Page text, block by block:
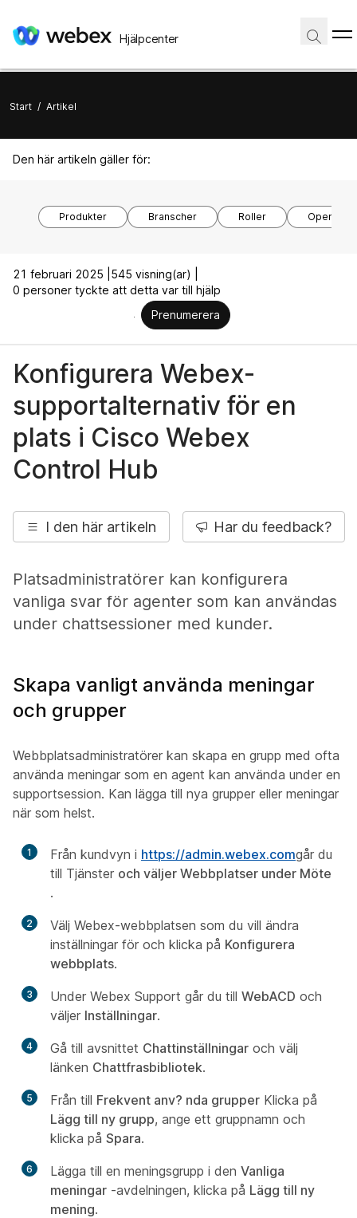
Hjälpcenter
Start / Artikel
Den här artikeln gäller för:
Produkter Branscher Roller
21 februari 2025 | 545 visning(ar) |
0 personer tyckte att detta var till hjälp
Prenumerera
Konfigurera Webex-
supportalternativ för en
plats i Cisco Webex
Control Hub
I den här artikeln Har du feedback?
Platsadministratörer kan konfigurera
vanliga svar för agenter som kan användas
under chattsessioner med kunder.
Skapa vanligt använda meningar
och grupper
Webbplatsadministratörer kan skapa en grupp med ofta
använda meningar som en agent kan använda under en
supportsession. Kan lägga till nya grupper eller meningar
när som helst.
1 Från kundvyn i https://admin.webex.comgår du
till Tjänster och väljer Webbplatser under Möte
.
2
Välj Webex-webbplatsen som du vill ändra
inställningar för och klicka på Konfigurera
webbplats.
3 Under Webex Support går du till WebACD och
väljer Inställningar.
4 Gå till avsnittet Chattinställningar och välj
länken Chattfrasbibliotek.
5 Från till Frekvent anv? nda grupper Klicka på
Lägg till ny grupp, ange ett gruppnamn och
klicka på Spara.
6 Lägga till en meningsgrupp i den Vanliga
meningar -avdelningen, klicka på Lägg till ny
mening.